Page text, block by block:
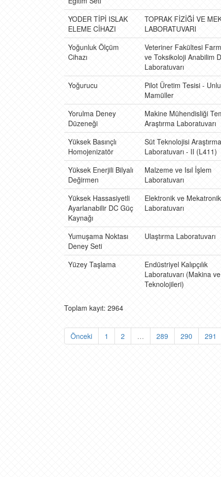
YODER TİPİ ISLAK
ELEME CİHAZI
TOPRAK FİZİĞİ VE
LABORATUVARI
Yoğunluk Ölçüm
Cihazı
Veteriner Fakültesi
ve Toksikoloji Anabilim
Laboratuvarı
Yoğurucu
Pilot Üretim Tesisi - Unlu
Mamüller
Yorulma Deney
Düzeneği
Makine Mühendisliği
Araştırma Laboratuvarı
Yüksek Basınçlı
Homojenizatör
Süt Teknolojisi Araştırma
Laboratuvarı - II (L411)
Yüksek Enerjili Bilyalı
Değirmen
Malzeme ve Isıl İşlem
Laboratuvarı
Yüksek Hassasiyetli
Ayarlanabilir DC Güç
Kaynağı
Elektronik ve Mekatronik
Laboratuvarı
Yumuşama Noktası
Deney Seti
Ulaştırma Laboratuvarı
Yüzey Taşlama
Endüstriyel Kalıpçılık
Laboratuvarı (Makina
Teknolojileri)
Toplam kayıt: 2964
Önceki 1 2 … 289 290 291